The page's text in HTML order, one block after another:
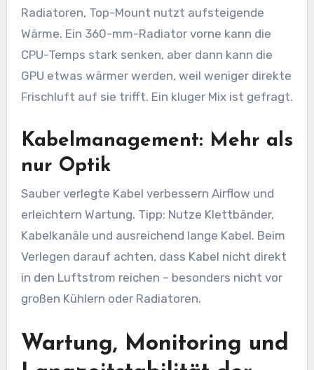
Radiatoren, Top-Mount nutzt aufsteigende
Wärme. Ein 360-mm-Radiator vorne kann die
CPU-Temps stark senken, aber dann kann die
GPU etwas wärmer werden, weil weniger direkte
Frischluft auf sie trifft. Ein kluger Mix ist gefragt.
Kabelmanagement: Mehr als
nur Optik
Sauber verlegte Kabel verbessern Airflow und
erleichtern Wartung. Tipp: Nutze Klettbänder,
Kabelkanäle und ausreichend lange Kabel. Beim
Verlegen darauf achten, dass Kabel nicht direkt
in den Luftstrom reichen – besonders nicht vor
großen Kühlern oder Radiatoren.
Wartung, Monitoring und